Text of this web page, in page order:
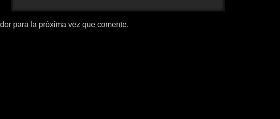
para la próxima vez que comente.